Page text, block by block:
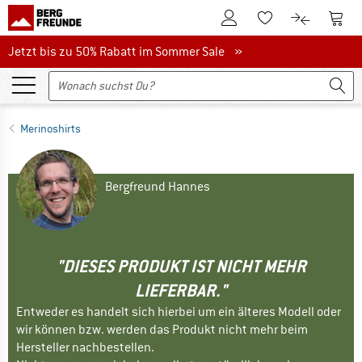
Zum KundenkontoZum Merkzettel.
Zum Zum
Jetzt bis zu 50% Rabatt im Sommer Sale
Jetzt bis zu 50% Rabatt im Sommer Sale »
Merinoshirts
Bergfreund Hannes
"DIESES PRODUKT IST NICHT MEHR
LIEFERBAR."
Entweder es handelt sich hierbei um ein älteres Modell oder
wir können bzw. werden das Produkt nicht mehr beim
Hersteller nachbestellen.